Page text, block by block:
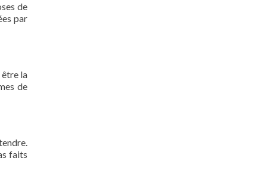
de
par
la
de
faits